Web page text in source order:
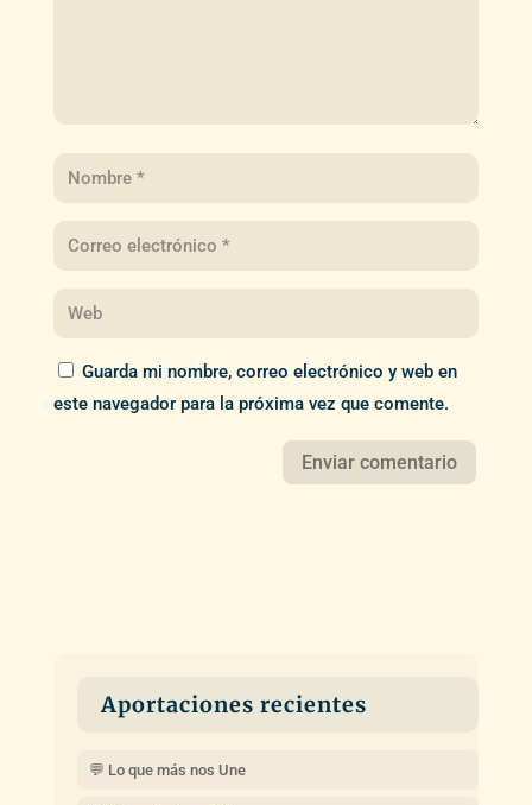
Guarda mi nombre, correo electrónico y web en
este navegador para la próxima vez que comente.
Aportaciones recientes
💬 Lo que más nos Une